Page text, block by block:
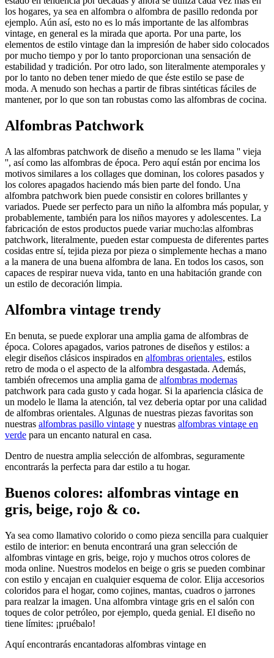
los hogares, ya sea en alfombra o alfombra de pasillo redonda por
ejemplo. Aún así, esto no es lo más importante de las alfombras
vintage, en general es la mirada que aporta. Por una parte, los
elementos de estilo vintage dan la impresión de haber sido colocados
por mucho tiempo y por lo tanto proporcionan una sensación de
estabilidad y tradición. Por otro lado, son literalmente atemporales y
por lo tanto no deben tener miedo de que éste estilo se pase de
moda. A menudo son hechas a partir de fibras sintéticas fáciles de
mantener, por lo que son tan robustas como las alfombras de cocina.
Alfombras Patchwork
A las alfombras patchwork de diseño a menudo se les llama '' vieja
'', así como las alfombras de época. Pero aquí están por encima los
motivos similares a los collages que dominan, los colores pasados ​​y
los colores apagados haciendo más bien parte del fondo. Una
alfombra patchwork bien puede consistir en colores brillantes y
variados. Puede ser perfecto para un niño la alfombra más popular, y
probablemente, también para los niños mayores y adolescentes. La
fabricación de estos productos puede variar mucho:las alfombras
patchwork, literalmente, pueden estar compuesta de diferentes partes
cosidas entre sí, tejida pieza por pieza o simplemente hechas a mano
a la manera de una buena alfombra de lana. En todos los casos, son
capaces de respirar nueva vida, tanto en una habitación grande con
un estilo de decoración limpia.
Alfombra vintage trendy
En benuta, se puede explorar una amplia gama de alfombras de
época. Colores apagados, varios patrones de diseños y estilos: a
elegir diseños clásicos inspirados en alfombras orientales, estilos
retro de moda o el aspecto de la alfombra desgastada. Además,
también ofrecemos una amplia gama de alfombras modernas
patchwork para cada gusto y cada hogar. Si la apariencia clásica de
un modelo le llama la atención, tal vez deberia optar por una calidad
de alfombras orientales. Algunas de nuestras piezas favoritas son
nuestras alfombras pasillo vintage y nuestras alfombras vintage en
verde para un encanto natural en casa.
Dentro de nuestra amplia selección de alfombras, seguramente
encontrarás la perfecta para dar estilo a tu hogar.
Buenos colores: alfombras vintage en
gris, beige, rojo & co.
Ya sea como llamativo colorido o como pieza sencilla para cualquier
estilo de interior: en benuta encontrará una gran selección de
alfombras vintage en gris, beige, rojo y muchos otros colores de
moda online. Nuestros modelos en beige o gris se pueden combinar
con estilo y encajan en cualquier esquema de color. Elija accesorios
coloridos para el hogar, como cojines, mantas, cuadros o jarrones
para realzar la imagen. Una alfombra vintage gris en el salón con
toques de color petróleo, por ejemplo, queda genial. El diseño no
tiene límites: ¡pruébalo!
Aquí encontrarás encantadoras alfombras vintage en